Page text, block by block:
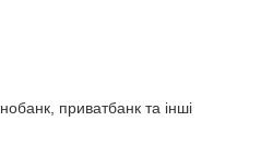
приватбанк та інші